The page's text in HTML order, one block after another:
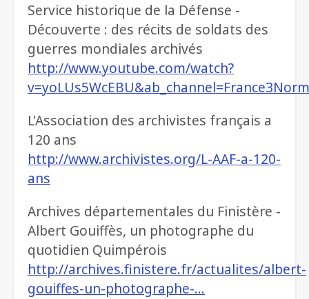
Service historique de la Défense -
Découverte : des récits de soldats des
guerres mondiales archivés
http://www.youtube.com/watch?
L'Association des archivistes français a
120 ans
http://www.archivistes.org/L-AAF-a-120-
ans
Archives départementales du Finistère -
Albert Gouiffès, un photographe du
quotidien Quimpérois
http://archives.finistere.fr/actualites/albert-
gouiffes-un-photographe-…